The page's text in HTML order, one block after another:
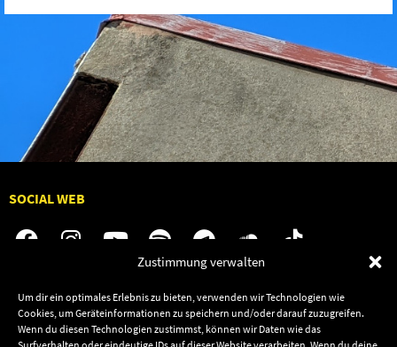
Zustimmung verwalten
Um dir ein optimales Erlebnis zu bieten, verwenden wir Technologien wie
Cookies, um Geräteinformationen zu speichern und/oder darauf zuzugreifen.
Wenn du diesen Technologien zustimmst, können wir Daten wie das
SOCIAL WEB
Audiolith
News
Jobs
Kontakt